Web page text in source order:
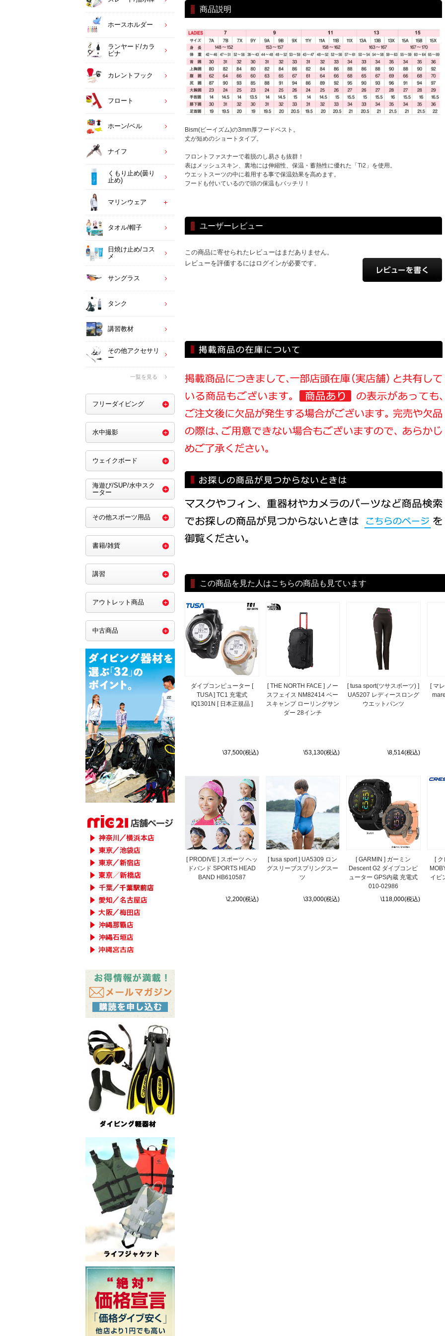
商品説明
Bism(ビーイズム)の3mm厚フードベスト。
丈が短めのショートタイプ。
フロントファスナーで着脱のし易さも抜群！
表はメッシュスキン、裏地には伸縮性、保温・蓄熱性に優れた「Ti2」を使用。
ウエットスーツの中に着用する事で保温効果を高めます。
フードも付いているので頭の保温もバッチリ！
ユーザーレビュー
この商品に寄せられたレビューはまだありません。
レビューを評価するにはログインが必要です。
この商品を見た人はこちらの商品も見ています
ダイブコンピューター [
TUSA ] TC1 充電式
IQ1301N [ 日本正規品 ]
\37,500(税込)
[ THE NORTH FACE ] ノー
スフェイス NM82414 ベー
スキャンプ ローリングサン
ダー 28インチ
\53,130(税込)
[ tusa sport(ツサスポーツ) ]
UA5207 レディースロング
ウエットパンツ
\8,514(税込)
[ マ
[ PRODIVE ] スポーツ ヘッ
ドバンド SPORTS HEAD
BAND HB610587
\2,200(税込)
[ tusa sport ] UA5309 ロン
グスリーブスプリングスー
ツ
\33,000(税込)
[ GARMIN ] ガーミン
Descent G2 ダイブコンピ
ューター GPS内蔵 充電式
010-02986
\118,000(税込)
[
イビ
ホースホルダー
ランヤード/カラ
ビナ
カレントフック
フロート
ホーン/ベル
ナイフ
くもり止め(曇り
止め)
マリンウェア
タオル/帽子
日焼け止め/コス
メ
サングラス
タンク
講習教材
その他アクセサリ
ー
一覧を見る
フリーダイビング
水中撮影
ウェイクボード
海遊び/SUP/水中スク
ーター
その他スポーツ用品
書籍/雑貨
講習
アウトレット商品
中古商品